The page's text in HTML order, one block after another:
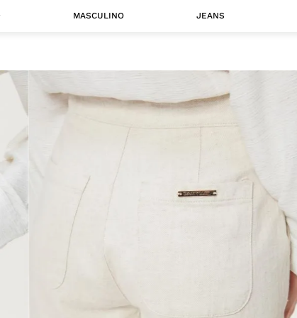
MASCULINO JEANS
Camisas
Jaquetas
CATEGORIA